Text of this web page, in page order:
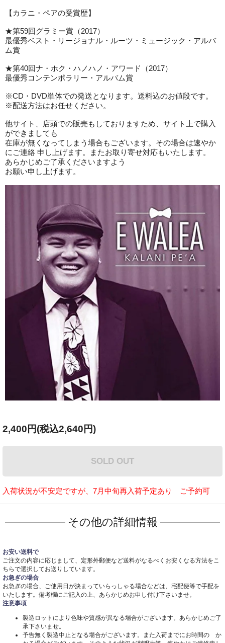
【カラニ・ペアの受賞歴】
★第59回グラミー賞（2017）
最優秀ベスト・リージョナル・ルーツ・ミュージック・アルバ
ム賞
★第40回ナ・ホク・ハノハノ・アワード（2017）
最優秀コンテンポラリー・アルバム賞
※CD・DVD単体での発送となります。送料込のお値段です。
※配送方法はお任せください。
他サイト、店頭での販売もしておりますため、サイト上で購入
ができましても
在庫が無くなってしまう場合もございます。その場合は速やか
にご連絡 申し上げます。またお取り寄せ対応もいたします。
あらかじめご了承くださいますよう
お願い申し上げます。
2,400円(税込2,640円)
SOLD OUT
入荷状況が不安定ですが、7月中旬再入荷予定あり ご予約可
その他の詳細情報
お安い送料で
ご注文の内容に応じまして、定形外郵便など送料がなるべくお安くなる方法をこ
ちらで選択してお送りしています。
お急ぎの場合
お急ぎの場合、ご使用日が決まっていらっしゃる場合などは、宅配便等で手配を
いたします。備考欄にご記入の上、あらかじめお申し付け下さいませ。
注意事項
製造ロットにより色味や質感が異なる場合がございます。あらかじめご了
承下さいませ。
予告無く製造中止となる場合がございます。また入荷までにお時間の か